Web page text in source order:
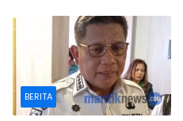
BERITA